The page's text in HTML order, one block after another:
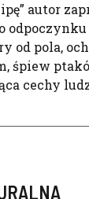
autor
od pola,
śpiew
cechy